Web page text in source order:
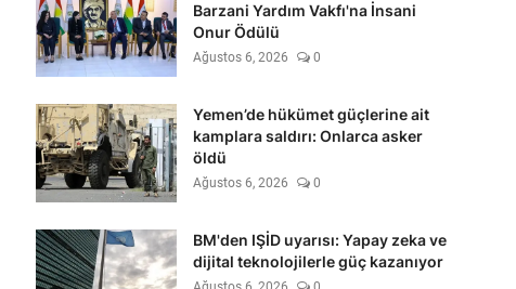
Barzani Yardım Vakfı'na İnsani
Onur Ödülü
Ağustos 6, 2026 0
Yemen’de hükümet güçlerine ait
kamplara saldırı: Onlarca asker
öldü
Ağustos 6, 2026 0
BM'den IŞİD uyarısı: Yapay zeka ve
dijital teknolojilerle güç kazanıyor